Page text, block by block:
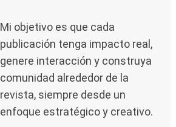
Mi objetivo es que cada
publicación tenga impacto real,
genere interacción y construya
comunidad alrededor de la
revista, siempre desde un
enfoque estratégico y creativo.